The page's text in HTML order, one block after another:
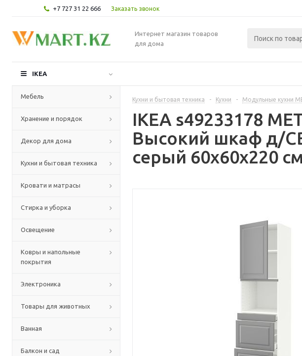
+7 727 31 22 666 Заказать звонок
Интернет магазин товаров
для дома
IKEA
Мебель
Хранение и порядок
Декор для дома
Кухни и бытовая техника
Кровати и матрасы
Стирка и уборка
Освещение
Ковры и напольные
покрытия
Электроника
Товары для животных
Ванная
Балкон и сад
Кухни и бытовая техника - Кухни - Модульные кухни
IKEA s49233178
Высокий шкаф д/
серый 60x60x220 см